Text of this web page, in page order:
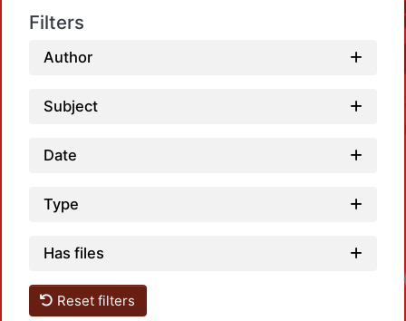
Filters
Author
Subject
Date
Type
Has files
Reset filters